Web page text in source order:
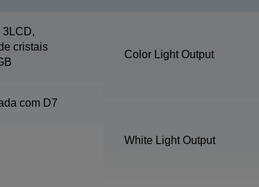
3LCD,
cristais
com D7
Color Light Output
White Light Output